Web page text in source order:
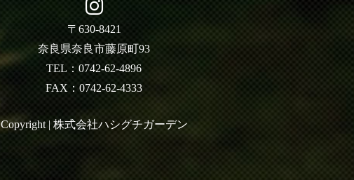
〒630-8421
奈良県奈良市藤原町93
TEL：0742-62-4896
FAX：0742-62-4333
Copyright | 株式会社ハシグチガーデン